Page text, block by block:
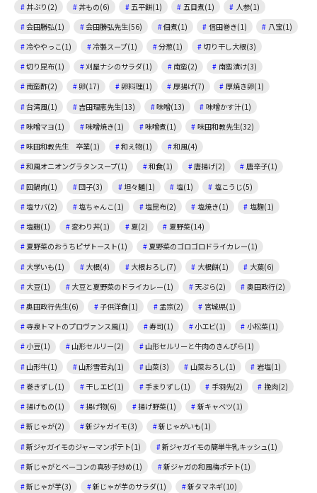
丼ぶり(2)
丼もの(6) 五平餅(1) 五目煮(1)
人参(1)
会田勝弘(1)
会田勝弘先生(56) 佃煮(1) 信田巻き(1)
八宝(1)
冷ややっこ(1)
冷製スープ(1) 分葱(1)
切り干し大根(3)
切り昆布(1)
刈屋ナシのサラダ(1) 南蛮(2)
南蛮漬け(3)
南蛮酢(2)
卵(17) 卵料理(1) 厚揚げ(7)
厚焼き卵(1)
台湾風(1)
吉田理恵先生(13) 味噌(13)
味噌かす汁(1)
味噌マヨ(1)
味噌焼き(1) 味噌煮(1)
味田和教先生(32)
味田和教先生 卒業(1)
和え物(1)
和風(4)
和風オニオングラタンスープ(1)
和食(1) 唐揚げ(2)
唐辛子(1)
回鍋肉(1)
団子(3) 坦々麺(1) 塩(1)
塩こうじ(5)
塩サバ(2)
塩ちゃんこ(1) 塩昆布(2) 塩焼き(1)
塩麴(1)
塩麹(1)
変わり丼(1) 夏(2)
夏野菜(14)
夏野菜のおうちピザトースト(1)
夏野菜のゴロゴロドライカレー(1)
大学いも(1)
大根(4) 大根おろし(7) 大根餅(1)
大葉(6)
大豆(1)
大豆と夏野菜のドライカレー(1) 天ぷら(2)
奥田政行(2)
奥田政行先生(6)
子供洋食(1) 孟宗(2)
宮城県(1)
寺泉トマトのプロヴァンス風(1)
寿司(1) 小エビ(1)
小松菜(1)
小豆(1)
山形セルリー(2)
山形セルリーと牛肉のきんぴら(1)
山形牛(1)
山形雪若丸(1) 山菜(3) 山菜おろし(1)
岩塩(1)
巻きずし(1)
干しエビ(1) 手まりずし(1) 手羽先(2)
挽肉(2)
揚げもの(1)
揚げ物(6) 揚げ野菜(1)
新キャベツ(1)
新じゃが(2)
新ジャガイモ(3)
新じゃがいも(1)
新ジャガイモのジャーマンポテト(1)
新ジャガイモの簡単牛乳キッシュ(1)
新じゃがとベーコンの真砂子炒め(1)
新ジャガの和風梅ポテト(1)
新じゃが芋(3)
新じゃが芋のサラダ(1)
新タマネギ(10)